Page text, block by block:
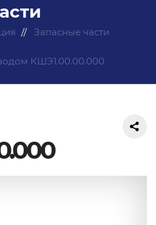
Запасные части
КШЭ1.00.00.000